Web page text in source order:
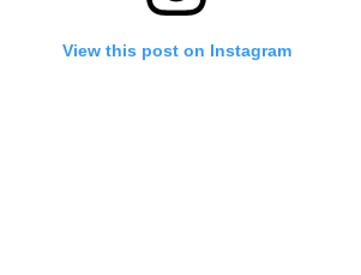
View this post on Instagram